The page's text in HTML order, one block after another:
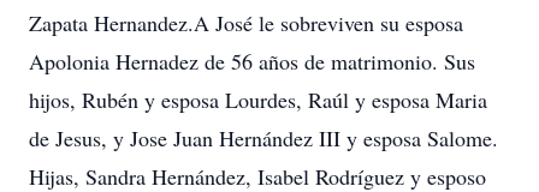
Zapata Hernandez.A José le sobreviven su esposa
Apolonia Hernadez de 56 años de matrimonio. Sus
hijos, Rubén y esposa Lourdes, Raúl y esposa Maria
de Jesus, y Jose Juan Hernández III y esposa Salome.
Hijas, Sandra Hernández, Isabel Rodríguez y esposo